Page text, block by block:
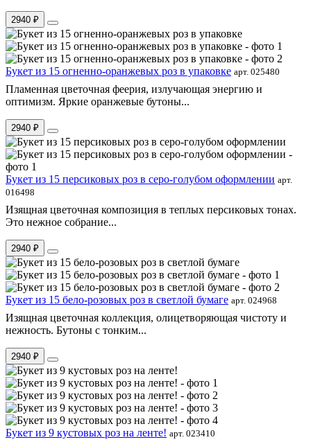
2940 ₽
Букет из 15 огненно-оранжевых роз в упаковке арт. 025480
Пламенная цветочная феерия, излучающая энергию и
оптимизм. Яркие оранжевые бутоны...
2940 ₽
Букет из 15 персиковых роз в серо-голубом оформлении арт.
016498
Изящная цветочная композиция в теплых персиковых тонах.
Это нежное собрание...
2940 ₽
Букет из 15 бело-розовых роз в светлой бумаге арт. 024968
Изящная цветочная коллекция, олицетворяющая чистоту и
нежность. Бутоны с тонким...
2940 ₽
Букет из 9 кустовых роз на ленте! арт. 023410